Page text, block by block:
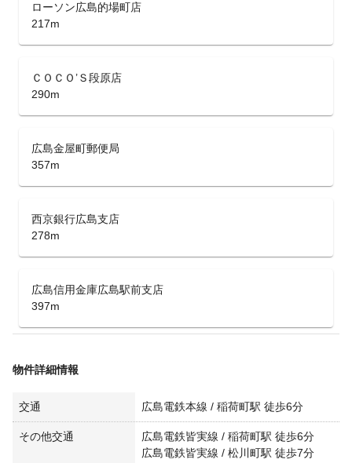
ローソン広島的場町店
217m
ＣＯＣＯ’Ｓ段原店
290m
広島金屋町郵便局
357m
西京銀行広島支店
278m
広島信用金庫広島駅前支店
397m
物件詳細情報
交通 広島電鉄本線 / 稲荷町駅 徒歩6分
その他交通
広島電鉄皆実線 / 稲荷町駅 徒歩6分
広島電鉄皆実線 / 松川町駅 徒歩7分